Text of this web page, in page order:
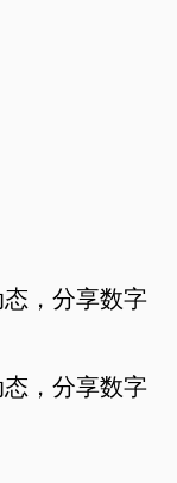
态，分享数字
态，分享数字